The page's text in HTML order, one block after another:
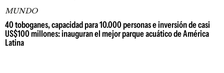
MUNDO
40 toboganes, capacidad para 10.000 personas e inversión de casi
US$100 millones: inauguran el mejor parque acuático de América
Latina